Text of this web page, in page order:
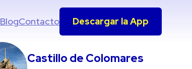
BlogContacto Descargar la App
Castillo de Colomares